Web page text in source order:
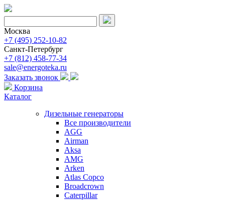
Москва
+7 (495) 252-10-82
Санкт-Петербург
+7 (812) 458-77-34
sale@energoteka.ru
Заказать звонок
Корзина
Каталог
Дизельные генераторы
Все производители
AGG
Airman
Aksa
AMG
Arken
Atlas Copco
Broadcrown
Caterpillar